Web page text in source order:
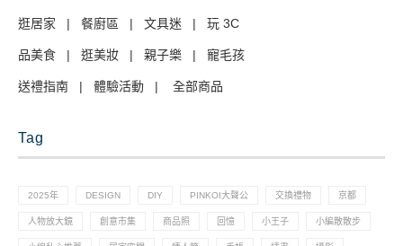
逛居家 | 餐廚區 | 文具迷 | 玩 3C
品美食 | 逛美妝 | 親子樂 | 寵毛孩
送禮指南 | 體驗活動 | 全部商品
Tag
2025年 DESIGN DIY PINKOI大聲公 交換禮物 京都
人物放大鏡 創意市集 商品照 回憶 小王子 小編散散步